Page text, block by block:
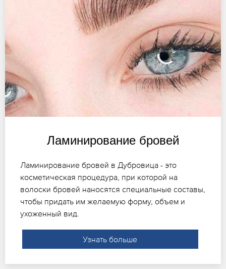
Ламинирование бровей
Ламинирование бровей в Дубровица - это
косметическая процедура, при которой на
волоски бровей наносятся специальные составы,
чтобы придать им желаемую форму, объем и
ухоженный вид.
Узнать больше